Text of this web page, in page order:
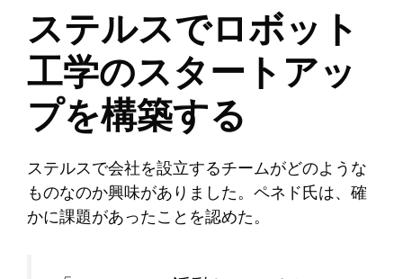
ステルスでロボット
工学のスタートアッ
プを構築する
ステルスで会社を設立するチームがどのような
ものなのか興味がありました。ペネド氏は、確
かに課題があったことを認めた。